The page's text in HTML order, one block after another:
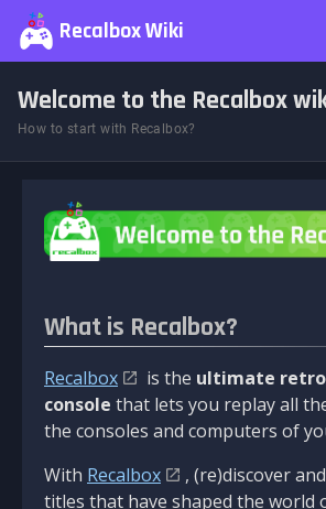
Recalbox Wiki
Welcome to the Recalbox
How to start with Recalbox?
What is Recalbox?
Recalbox is the ultimate
console that lets you replay all
the consoles and computers of
With Recalbox
, (re)discover
titles that have shaped the world